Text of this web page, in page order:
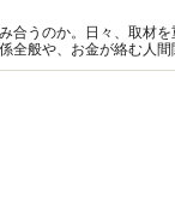
合うのか。日々、取材
全般や、お金が絡む人